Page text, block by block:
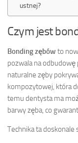
ustnej?
Czym jest
Bonding zębów to
pozwala na
naturalne zęby
kompozytowej, która
temu dentysta ma
barwy zęba, co
Technika ta doskonale